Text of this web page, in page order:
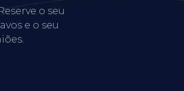
o seu
e o seu